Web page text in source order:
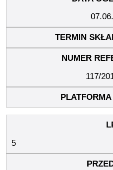
117/
5